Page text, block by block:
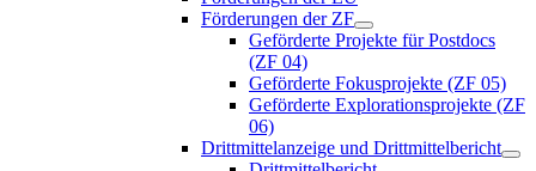
Förderungen der ZF
Geförderte Projekte für Postdocs
(ZF 04)
Geförderte Fokusprojekte (ZF 05)
Geförderte Explorationsprojekte (ZF
06)
Drittmittelanzeige und Drittmittelbericht